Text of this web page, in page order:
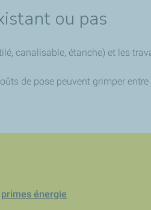
ou pas
canalisable, étanche) et les
de pose peuvent grimper entre
primes énergie